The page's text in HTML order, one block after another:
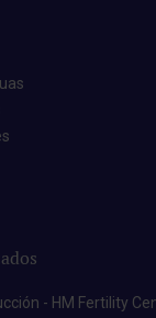
- HM Fertility